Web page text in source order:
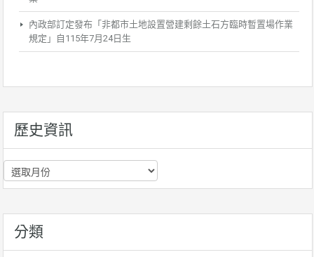
內政部訂定發布「非都市土地設置營建剩餘土石方臨時暫置場作業
規定」自115年7月24日生
歷史資訊
歷
史
分類